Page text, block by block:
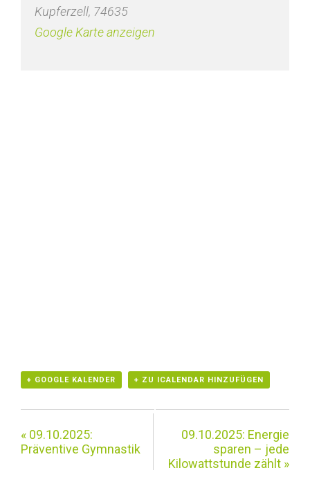
Kupferzell, 74635
Google Karte anzeigen
+ GOOGLE KALENDER + ZU ICALENDAR HINZUFÜGEN
« 09.10.2025:
Präventive Gymnastik
09.10.2025: Energie
sparen – jede
Kilowattstunde zählt »